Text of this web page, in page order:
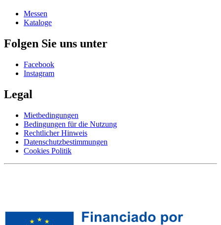
Messen
Kataloge
Folgen Sie uns unter
Facebook
Instagram
Legal
Mietbedingungen
Bedingungen für die Nutzung
Rechtlicher Hinweis
Datenschutzbestimmungen
Cookies Politik